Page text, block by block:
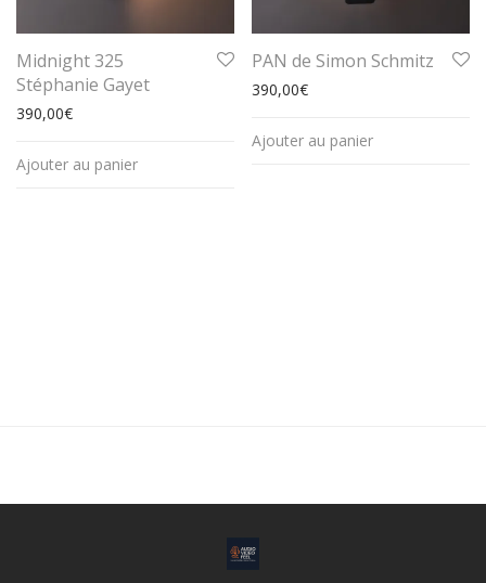
Midnight 325
Stéphanie Gayet
390,00€
Ajouter au panier
PAN de Simon Schmitz
390,00€
Ajouter au panier